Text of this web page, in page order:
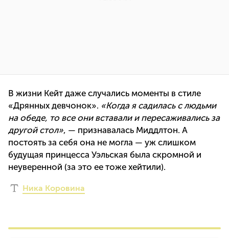
В жизни Кейт даже случались моменты в стиле
«Дрянных девчонок». «Когда я садилась с людьми
на обеде, то все они вставали и пересаживались за
другой стол», — признавалась Миддлтон. А
постоять за себя она не могла — уж слишком
будущая принцесса Уэльская была скромной и
неуверенной (за это ее тоже хейтили).
Ника Коровина